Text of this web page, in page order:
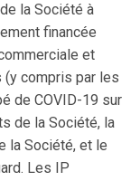
la Société à
financée
et
(y compris par les
de COVID-19 sur
de la Société, la
la Société, et le
Les IP